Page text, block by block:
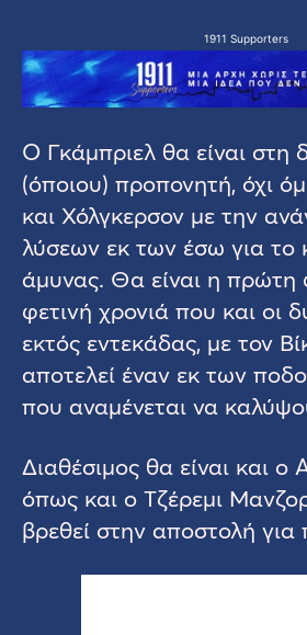
1911 Supporters
Ο Γκάμπριελ θα είναι στη
(όποιου) προπονητή, όχι
και Χόλγκερσον με την
λύσεων εκ των έσω για το
άμυνας. Θα είναι η
φετινή χρονιά που και οι
εκτός εντεκάδας, με τον
αποτελεί έναν εκ των
που αναμένεται να
Διαθέσιμος θα είναι και ο
όπως και ο Τζέρεμι
βρεθεί στην αποστολή